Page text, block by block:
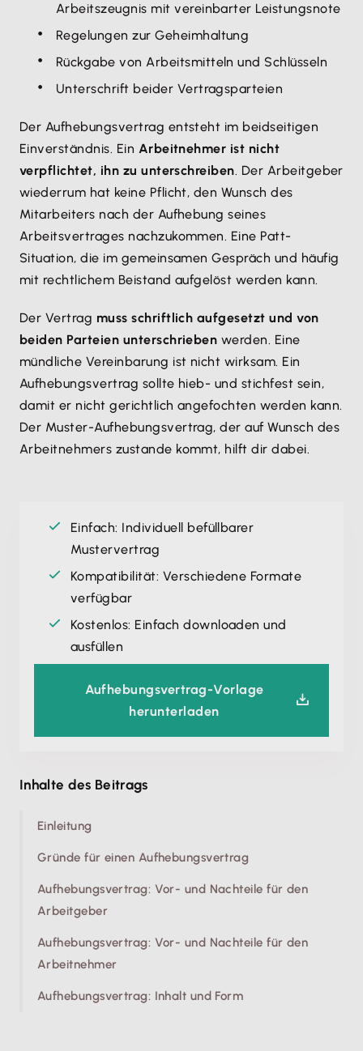
Arbeitszeugnis mit vereinbarter Leistungsnote
Regelungen zur Geheimhaltung
Rückgabe von Arbeitsmitteln und Schlüsseln
Unterschrift beider Vertragsparteien
Der Aufhebungsvertrag entsteht im beidseitigen
Einverständnis. Ein Arbeitnehmer ist nicht
verpflichtet, ihn zu unterschreiben. Der Arbeitgeber
wiederrum hat keine Pflicht, den Wunsch des
Mitarbeiters nach der Aufhebung seines
Arbeitsvertrages nachzukommen. Eine Patt-
Situation, die im gemeinsamen Gespräch und häufig
mit rechtlichem Beistand aufgelöst werden kann.
Der Vertrag muss schriftlich aufgesetzt und von
beiden Parteien unterschrieben werden. Eine
mündliche Vereinbarung ist nicht wirksam. Ein
Aufhebungsvertrag sollte hieb- und stichfest sein,
damit er nicht gerichtlich angefochten werden kann.
Der Muster-Aufhebungsvertrag, der auf Wunsch des
Arbeitnehmers zustande kommt, hilft dir dabei.
Einfach: Individuell befüllbarer
Mustervertrag
Kompatibilität: Verschiedene Formate
verfügbar
Kostenlos: Einfach downloaden und
ausfüllen
Aufhebungsvertrag-Vorlage
herunterladen
Inhalte des Beitrags
Einleitung
Gründe für einen Aufhebungsvertrag
Aufhebungsvertrag: Vor- und Nachteile für den
Arbeitgeber
Aufhebungsvertrag: Vor- und Nachteile für den
Arbeitnehmer
Aufhebungsvertrag: Inhalt und Form